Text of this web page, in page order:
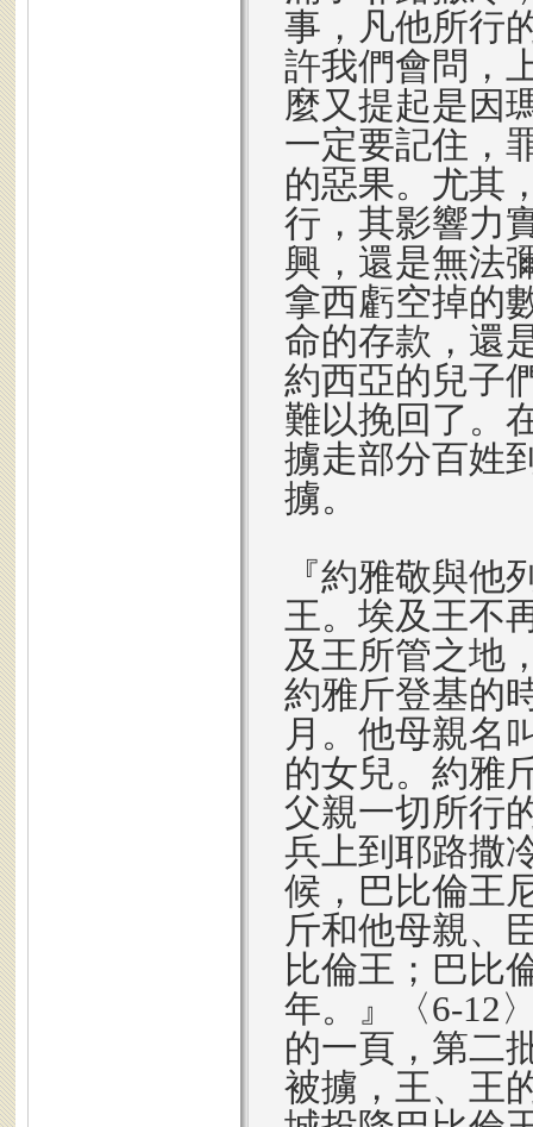
事，凡他所行
許我們會問，
麼又提起是因
一定要記住，
的惡果。尤其
行，其影響力
興，還是無法
拿西虧空掉的
命的存款，還
約西亞的兒子
難以挽回了。
擄走部分百姓
擄。
『約雅敬與他
王。埃及王不
及王所管之地
約雅斤登基的
月。他母親名
的女兒。約雅
父親一切所行
兵上到耶路撒
候，巴比倫王
斤和他母親、
比倫王；巴比
年。』〈6-12
的一頁，第二
被擄，王、王